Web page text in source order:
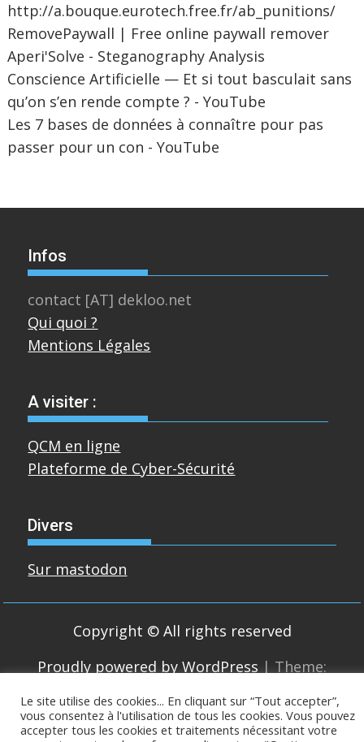
http://a.bouque.eurotech.free.fr/ab_punitions/
RemovePaywall | Free online paywall remover
Aperi'Solve - Steganography Analysis
Conscience Artificielle — Et si tout basculait sans
qu’on s’en rende compte ? - YouTube
Les 7 bases de données à connaître pour pas
passer pour un con - YouTube
Infos
contact [AT] dekloo.net
Qui quoi ?
Mentions Légales
A visiter :
QCM en ligne
Plateforme de Cyber-Sécurité
Divers
Sur mastodon
Copyright © All rights reserved
Proudly powered by WordPress | Theme:
Le site utilise des cookies... En cliquant sur “Tout accepter”,
vous consentez à l'utilisation de tous les cookies. Vous pouvez
accepter tous les cookies et traitements nécessitant votre